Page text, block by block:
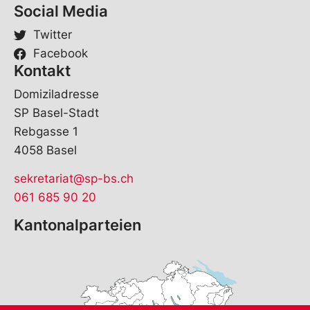
Social Media
Twitter
Facebook
Kontakt
Domiziladresse
SP Basel-Stadt
Rebgasse 1
4058 Basel
sekretariat@sp-bs.ch
061 685 90 20
Kantonalparteien